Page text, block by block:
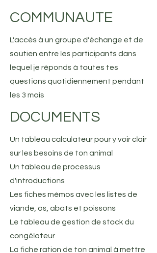
COMMUNAUTE
L'accès à un groupe d'échange et de
soutien entre les participants dans
lequel je réponds à toutes tes
questions quotidiennement pendant
les 3 mois
DOCUMENTS
Un tableau calculateur pour y voir clair
sur les besoins de ton animal
Un tableau de processus
d'introductions
Les fiches mémos avec les listes de
viande, os, abats et poissons
Le tableau de gestion de stock du
congélateur
La fiche ration de ton animal à mettre